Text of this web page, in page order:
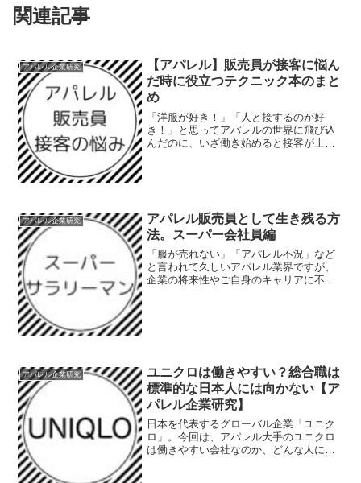
関連記事
アパレル企業研究
【アパレル】販売員が接客に悩ん
だ時に役立つテクニック本のまと
め
「洋服が好き！」「人と接するのが好
き！」と思ってアパレルの世界に飛び込
んだのに、いざ働き始めると接客が上手
アパレル企業研究
アパレル販売員として生き残る方
法。スーパー会社員編
「服が売れない」「アパレル不況」など
と言われて久しいアパレル業界ですが、
企業の将来性やご自身のキャリアに不安
アパレル企業研究
ユニクロは働きやすい？総合職は
標準的な日本人には向かない【ア
パレル企業研究】
日本を代表するグローバル企業「ユニク
ロ」。今回は、アパレル大手のユニクロ
は働きやすい会社なのか、どんな人に向